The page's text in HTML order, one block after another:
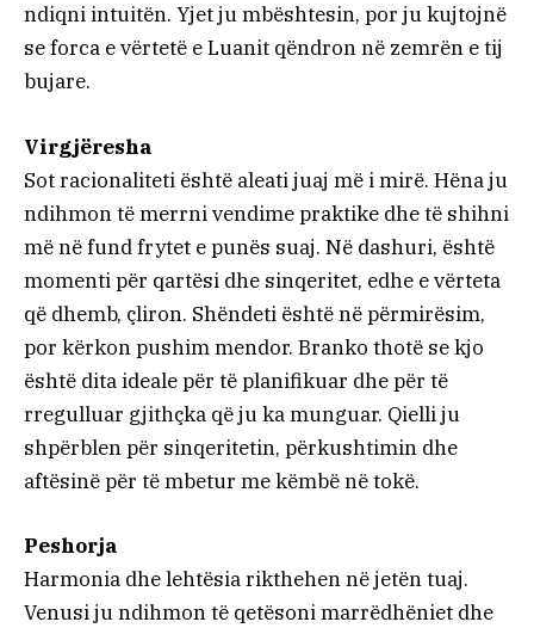
ndiqni intuitën. Yjet ju mbështesin, por ju kujtojnë
se forca e vërtetë e Luanit qëndron në zemrën e tij
bujare.
Virgjëresha
Sot racionaliteti është aleati juaj më i mirë. Hëna ju
ndihmon të merrni vendime praktike dhe të shihni
më në fund frytet e punës suaj. Në dashuri, është
momenti për qartësi dhe sinqeritet, edhe e vërteta
që dhemb, çliron. Shëndeti është në përmirësim,
por kërkon pushim mendor. Branko thotë se kjo
është dita ideale për të planifikuar dhe për të
rregulluar gjithçka që ju ka munguar. Qielli ju
shpërblen për sinqeritetin, përkushtimin dhe
aftësinë për të mbetur me këmbë në tokë.
Peshorja
Harmonia dhe lehtësia rikthehen në jetën tuaj.
Venusi ju ndihmon të qetësoni marrëdhëniet dhe